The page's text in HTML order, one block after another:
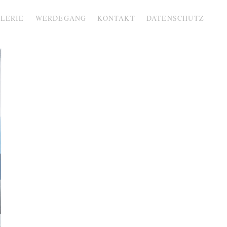
WERDEGANG KONTAKT DATENSCHUTZ